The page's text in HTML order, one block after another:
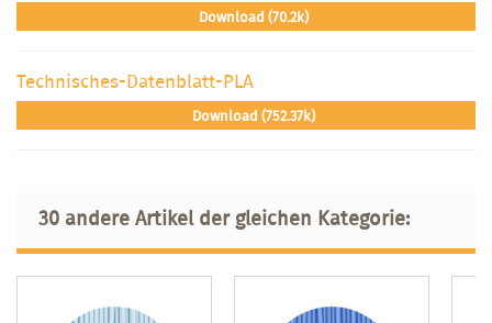
Download (70.2k)
Technisches-Datenblatt-PLA
Download (752.37k)
30 andere Artikel der gleichen Kategorie: